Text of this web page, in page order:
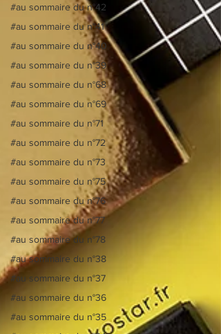
#au sommaire du n°42
#au sommaire du n°41
#au sommaire du n°40
#au sommaire du n°39
#au sommaire du n°68
#au sommaire du n°69
#au sommaire du n°71
#au sommaire du n°72
#au sommaire du n°73
#au sommaire du n°75
#au sommaire du n°76
#au sommaire du n°77
#au sommaire du n°78
#au sommaire du n°38
#au sommaire du n°37
#au sommaire du n°36
#au sommaire du n°35